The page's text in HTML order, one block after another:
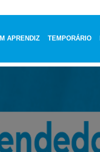
APRENDIZ TEMPORÁRIO